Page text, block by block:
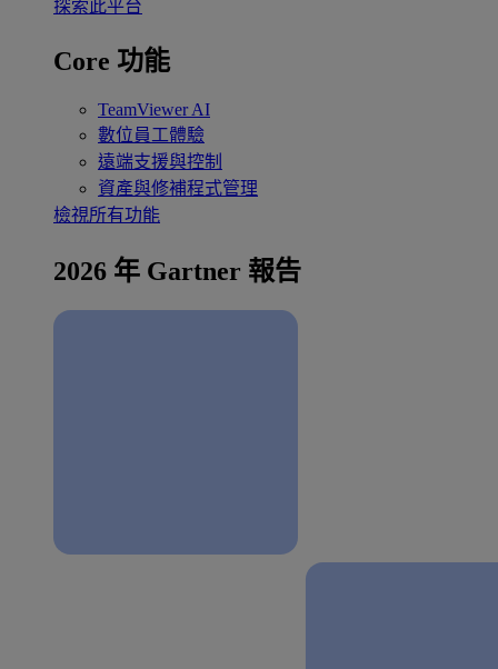
探索此平台
Core 功能
TeamViewer AI
數位員工體驗
遠端支援與控制
資產與修補程式管理
檢視所有功能
2026 年 Gartner 報告